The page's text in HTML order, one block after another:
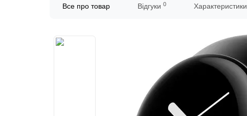
Все про товар Відгуки 0 Характеристики